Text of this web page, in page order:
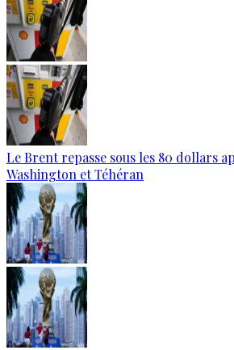
Le Brent repasse sous les 80 dollars
Washington et Téhéran